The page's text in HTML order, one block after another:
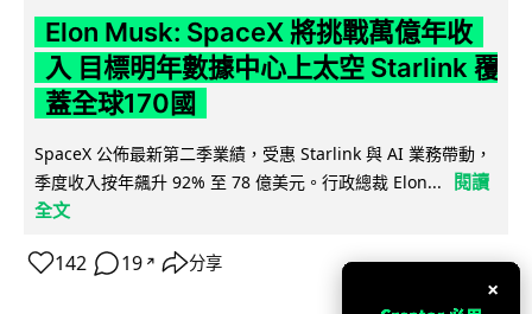
Elon Musk: SpaceX 將挑戰萬億年收
入 目標明年數據中心上太空 Starlink 覆
蓋全球170國
SpaceX 公佈最新第二季業績，受惠 Starlink 與 AI 業務帶動，
季度收入按年飆升 92% 至 78 億美元。行政總裁 Elon...
閱讀
全文
142 19 ↗ 分享
×